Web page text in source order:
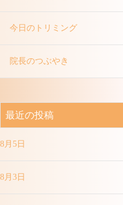
今日のトリミング
院長のつぶやき
最近の投稿
8月5日
8月3日